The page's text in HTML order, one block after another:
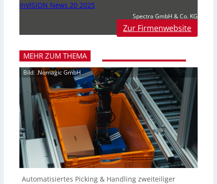
inVISION News 20 2025
Spectra GmbH & Co. KG
Zur Firmenwebsite
MEHR ZUM THEMA
Bild: .Nomagic GmbH
Automatisiertes Picking & Handling zweiteiliger